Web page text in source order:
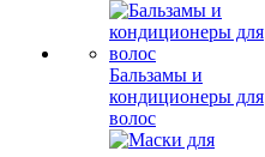
Бальзамы и
кондиционеры для
волос